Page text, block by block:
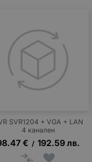
SVR1204 + VGA + LAN
4 канален
€ / 192.59 лв.